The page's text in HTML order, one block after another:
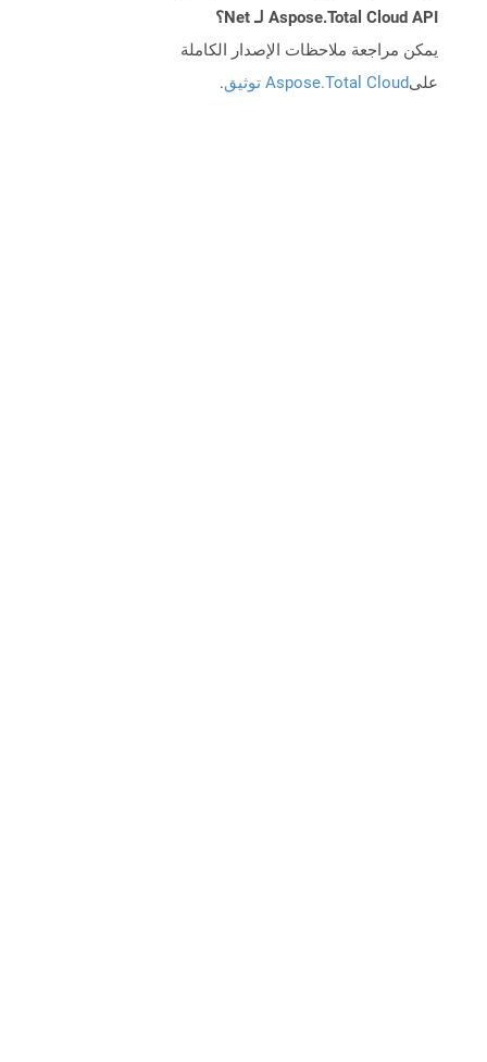
Aspose.Total Cloud API لـ Net؟
يمكن مراجعة ملاحظات الإصدار الكاملة
علىAspose.Total Cloud توثيق .